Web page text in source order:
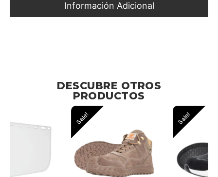
Información Adicional
DESCUBRE OTROS
PRODUCTOS